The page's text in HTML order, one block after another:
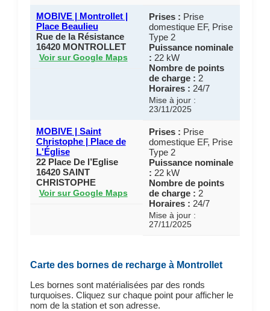
MOBIVE | Montrollet |
Place Beaulieu
Rue de la Résistance
16420 MONTROLLET
Voir sur Google Maps
Prises : Prise
domestique EF, Prise
Type 2
Puissance nominale
: 22 kW
Nombre de points
de charge : 2
Horaires : 24/7
Mise à jour :
23/11/2025
MOBIVE | Saint
Christophe | Place de
L'Église
22 Place De l’Eglise
16420 SAINT
CHRISTOPHE
Voir sur Google Maps
Prises : Prise
domestique EF, Prise
Type 2
Puissance nominale
: 22 kW
Nombre de points
de charge : 2
Horaires : 24/7
Mise à jour :
27/11/2025
Carte des bornes de recharge à Montrollet
Les bornes sont matérialisées par des ronds
turquoises. Cliquez sur chaque point pour afficher le
nom de la station et son adresse.